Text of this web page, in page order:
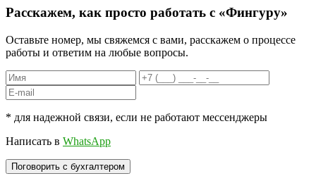
Расскажем, как просто работать с «Фингуру»
Оставьте номер, мы свяжемся с вами, расскажем о процессе
работы и ответим на любые вопросы.
* для надежной связи, если не работают мессенджеры
Написать в WhatsApp